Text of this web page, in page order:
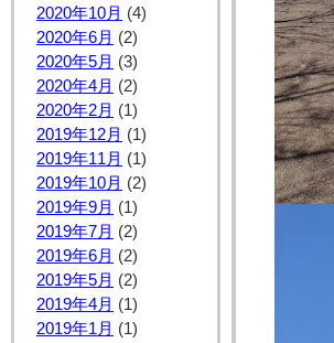
2020年10月 (4)
2020年6月 (2)
2020年5月 (3)
2020年4月 (2)
2020年2月 (1)
2019年12月 (1)
2019年11月 (1)
2019年10月 (2)
2019年9月 (1)
2019年7月 (2)
2019年6月 (2)
2019年5月 (2)
2019年4月 (1)
2019年1月 (1)